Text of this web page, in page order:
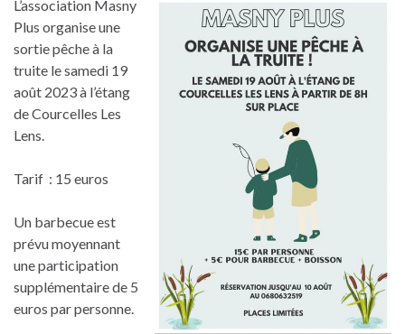
L’association Masny
Plus organise une
sortie pêche à la
truite le samedi 19
août 2023 à l’étang
de Courcelles Les
Lens.
Tarif : 15 euros
Un barbecue est
prévu moyennant
une participation
supplémentaire de 5
euros par personne.